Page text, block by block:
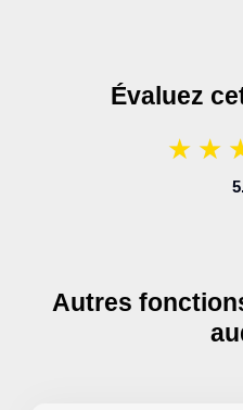
Évaluez
★ ★
★ ★
Autres